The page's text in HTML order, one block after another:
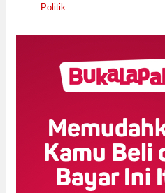
Politik